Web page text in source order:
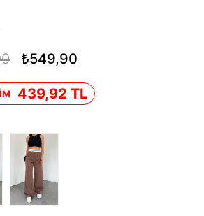
₺549,90
439,92 TL